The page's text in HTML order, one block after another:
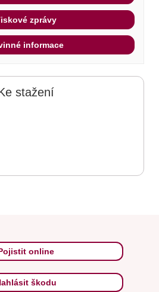
zprávy
informace
stažení
online
škodu